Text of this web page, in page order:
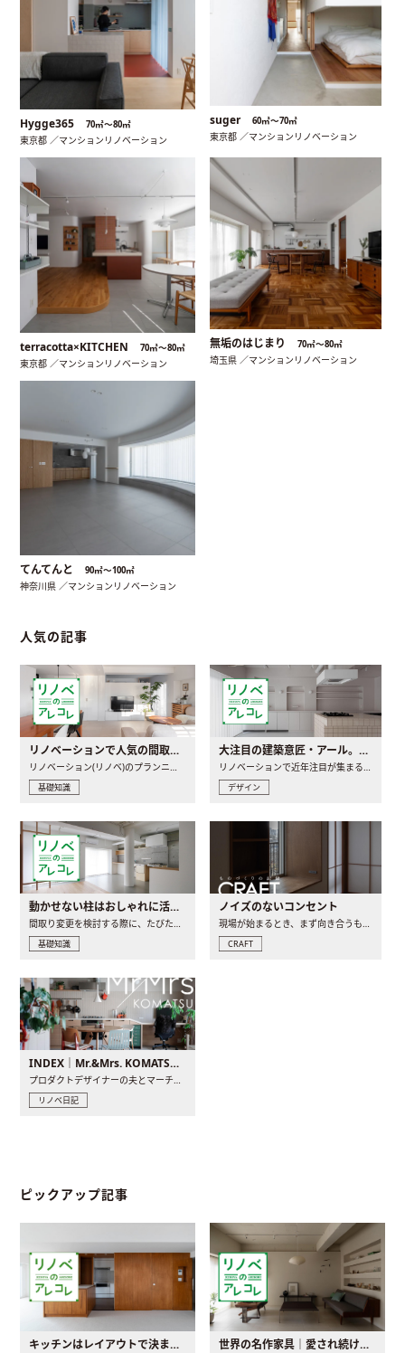
Hygge365 70㎡〜80㎡
東京都 ／マンションリノベーション
suger 60㎡〜70㎡
東京都 ／マンションリノベーション
terracotta×KITCHEN 70㎡〜80㎡
東京都 ／マンションリノベーション
無垢のはじまり 70㎡〜80㎡
埼玉県 ／マンションリノベーション
てんてんと 90㎡〜100㎡
神奈川県 ／マンションリノベーション
人気の記事
リノベーションで人気の間取りとは？トレンドの間取りと実例を徹底解説
リノベーション(リノベ)のプランニングで一番最初に決めるのは..
基礎知識
大注目の建築意匠・アール。人気の理由と空間に取り入れるポイント
リノベーションで近年注目が集まる建築意匠の一つであるアール..
デザイン
動かせない柱はおしゃれに活用！柱を魅せるリノベーション(リノベ)4選
間取り変更を検討する際に、たびたび皆さんの頭を悩ませる動か..
基礎知識
ノイズのないコンセント
現場が始まるとき、まず向き合うものの一つがコンセントです..
CRAFT
INDEX｜Mr.&Mrs. KOMATSU renovation diary
プロダクトデザイナーの夫とマーチャンダイザーの妻が、夫婦で..
リノベ日記
ピックアップ記事
キッチンはレイアウトで決まる。後悔しないための考え方と選び方 世界の名作家具｜愛され続ける理由と一生モノとの出会い方